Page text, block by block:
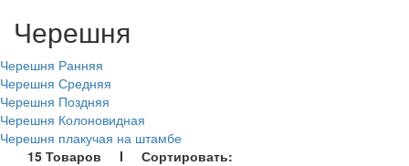
Черешня
Черешня Ранняя
Черешня Средняя
Черешня Поздняя
Черешня Колоновидная
Черешня плакучая на штамбе
15 Товаров I Сортировать: